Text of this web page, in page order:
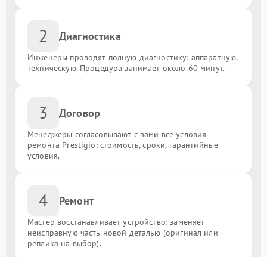
2 Диагностика
Инженеры проводят полную диагностику: аппаратную,
техническую. Процедура занимает около 60 минут.
3 Договор
Менеджеры согласовывают с вами все условия
ремонта Prestigio: стоимость, сроки, гарантийные
условия.
4 Ремонт
Мастер восстанавливает устройство: заменяет
неисправную часть новой деталью (оригинал или
реплика на выбор).